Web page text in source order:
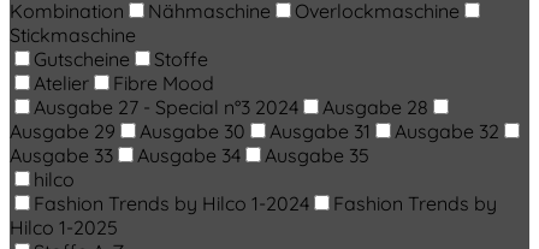
Kombination
Nähmaschine
Overlockmaschine
Stickmaschine
Gutscheine
Stoffe
Atelier
Fibre Mood
Ausgabe 27 - Special n°3 2024
Ausgabe 28
Ausgabe 29
Ausgabe 30 Ausgabe 31
Ausgabe 32
Ausgabe 33
Ausgabe 34
Ausgabe 35
hilco
Fashion Trends by Hilco 1-2024
Fashion Trends by
Hilco 1-2025